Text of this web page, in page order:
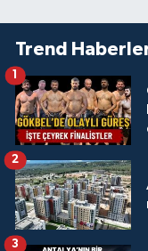
Trend
1
2
3